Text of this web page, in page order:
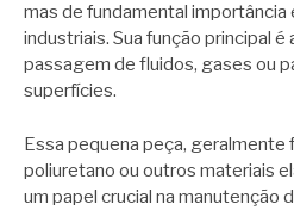
mas de fundamental
industriais. Sua função principal
passagem de fluidos, gases ou
superfícies.
Essa pequena peça, geralmente
poliuretano ou outros materiais
um papel crucial na manutenção